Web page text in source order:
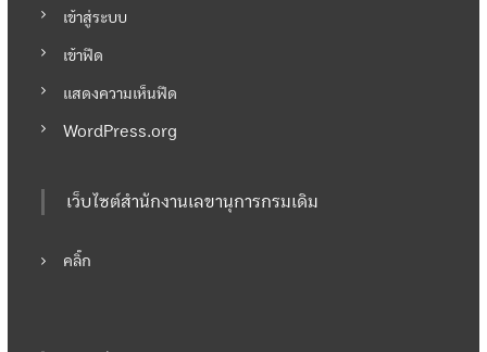
เข้าสู่ระบบ
เข้าฟีด
แสดงความเห็นฟีด
WordPress.org
เว็บไซต์สำนักงานเลขานุการกรมเดิม
คลิ๊ก